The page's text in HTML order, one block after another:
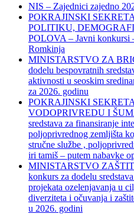
NIS – Zajednici zajedno
POKRAJINSKI
POLITIKU,
POLOVA – Javni konkursi
Romkinja
MINISTARSTVO ZA
dodelu bespovratnih
aktivnosti u seoskim
za 2026. godinu
POKRAJINSKI
VODOPRIVREDU I
sredstava za finansiranje
poljoprivrednog zemljišta
stručne službe ,
iri tamiš ‒ putem nabavke
MINISTARSTVO
konkurs za dodelu
projekata ozelenjavanja u
diverziteta i očuvanja i
u 2026. godini